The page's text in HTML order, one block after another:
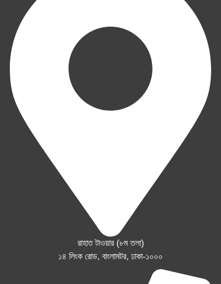
রাহাত টাওয়ার (৮ম তলা)
১৪ লিংক রোড, বাংলামটর, ঢাকা-১০০০